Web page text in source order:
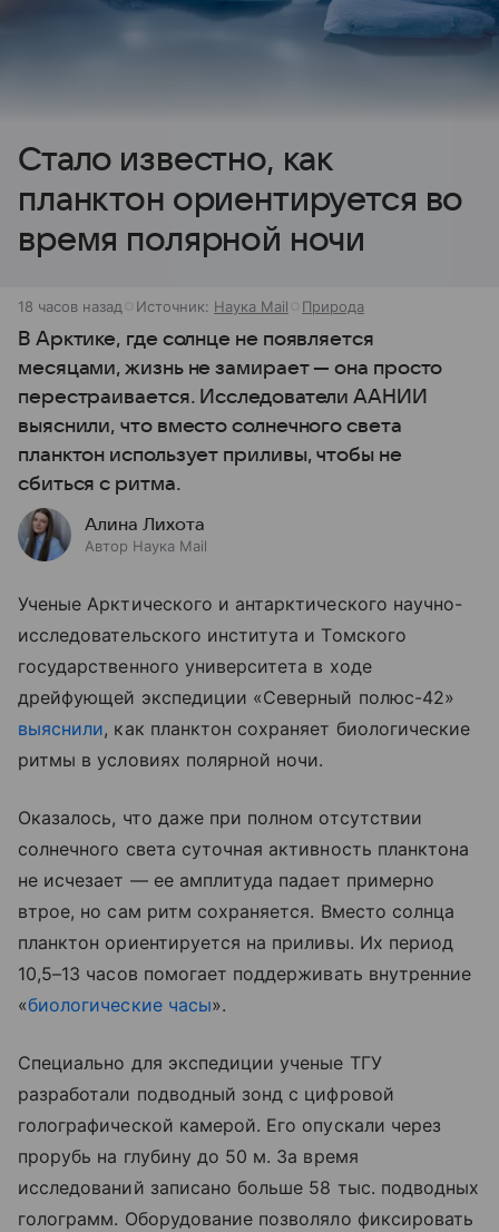
Стало известно, как
планктон ориентируется во
время полярной ночи
18 часов назад Источник: Наука Mail Природа
В Арктике, где солнце не появляется
месяцами, жизнь не замирает — она просто
перестраивается. Исследователи ААНИИ
выяснили, что вместо солнечного света
планктон использует приливы, чтобы не
сбиться с ритма.
Алина Лихота
Автор Наука Mail
Ученые Арктического и антарктического научно-
исследовательского института и Томского
государственного университета в ходе
дрейфующей экспедиции «Северный полюс-42»
выяснили, как планктон сохраняет биологические
ритмы в условиях полярной ночи.
Оказалось, что даже при полном отсутствии
солнечного света суточная активность планктона
не исчезает — ее амплитуда падает примерно
втрое, но сам ритм сохраняется. Вместо солнца
планктон ориентируется на приливы. Их период
10,5–13 часов помогает поддерживать внутренние
«биологические часы».
Специально для экспедиции ученые ТГУ
разработали подводный зонд с цифровой
голографической камерой. Его опускали через
прорубь на глубину до 50 м. За время
исследований записано больше 58 тыс. подводных
голограмм. Оборудование позволяло фиксировать